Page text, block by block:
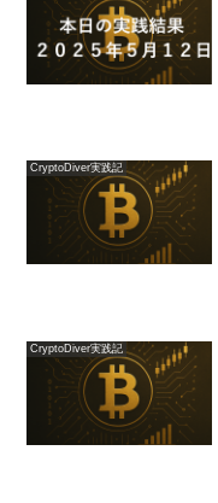
CryptoDiver実践記
CryptoDiver実践記